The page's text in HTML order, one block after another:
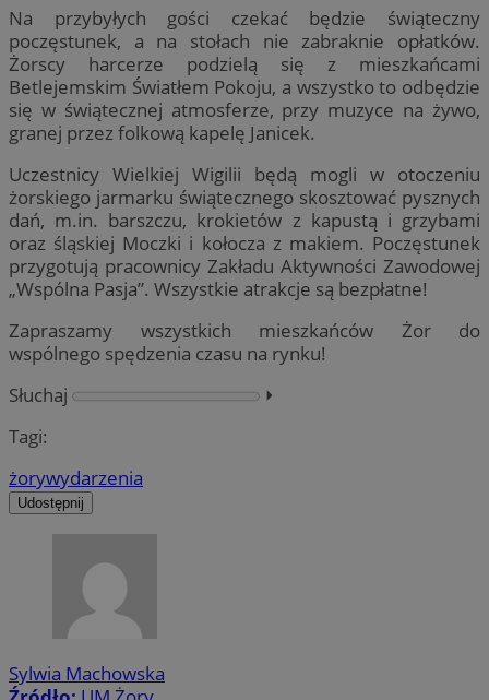
Na przybyłych gości czekać będzie świąteczny
poczęstunek, a na stołach nie zabraknie opłatków.
Żorscy harcerze podzielą się z mieszkańcami
Betlejemskim Światłem Pokoju, a wszystko to odbędzie
się w świątecznej atmosferze, przy muzyce na żywo,
granej przez folkową kapelę Janicek.
Uczestnicy Wielkiej Wigilii będą mogli w otoczeniu
żorskiego jarmarku świątecznego skosztować pysznych
dań, m.in. barszczu, krokietów z kapustą i grzybami
oraz śląskiej Moczki i kołocza z makiem. Poczęstunek
przygotują pracownicy Zakładu Aktywności Zawodowej
„Wspólna Pasja”. Wszystkie atrakcje są bezpłatne!
Zapraszamy wszystkich mieszkańców Żor do
wspólnego spędzenia czasu na rynku!
Słuchaj
⏵︎
Tagi:
żorywydarzenia
Udostępnij
Sylwia Machowska